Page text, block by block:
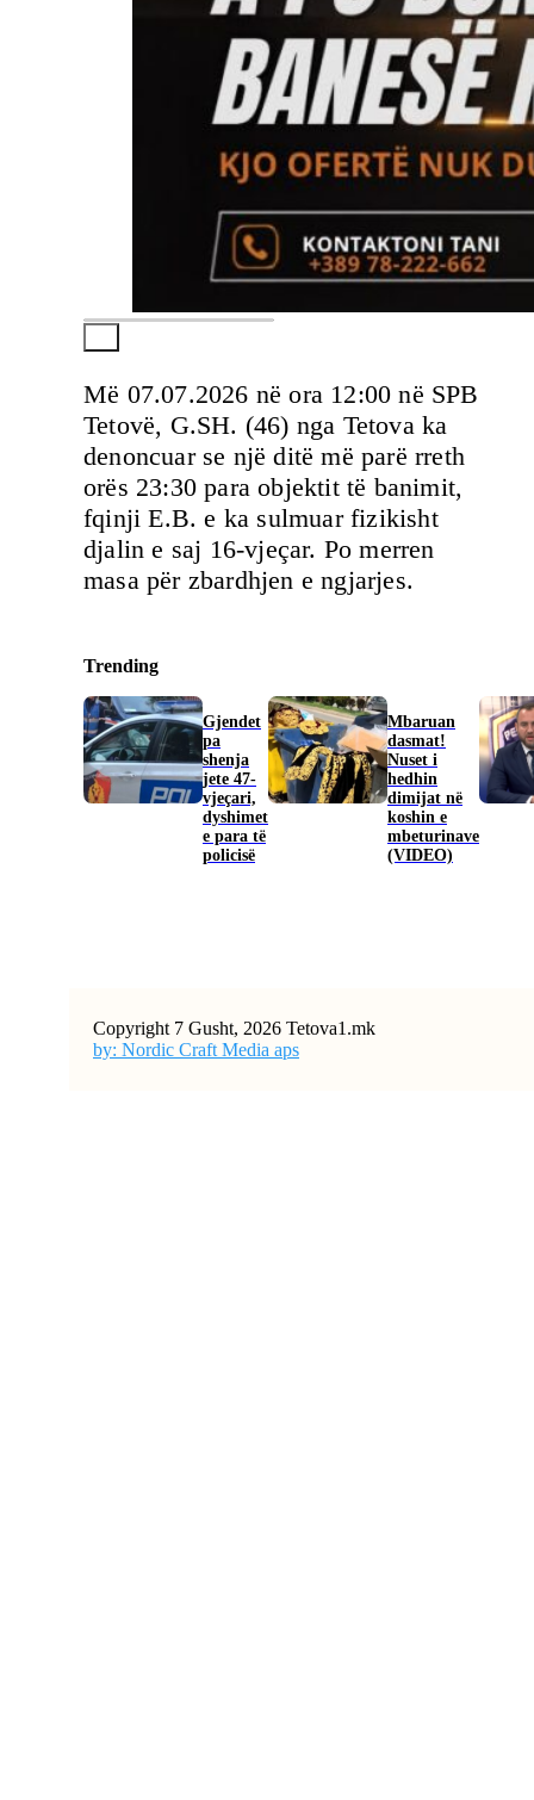
Më 07.07.2026 në ora 12:00 në SPB
Tetovë, G.SH. (46) nga Tetova ka
denoncuar se një ditë më parë rreth
orës 23:30 para objektit të banimit,
fqinji E.B. e ka sulmuar fizikisht
djalin e saj 16-vjeçar. Po merren
masa për zbardhjen e ngjarjes.
Trending
Gjendet
pa
shenja
jete 47-
vjeçari,
dyshimet
e para të
policisë
Mbaruan
dasmat!
Nuset i
hedhin
dimijat në
koshin e
mbeturinave
(VIDEO)
Copyright 7 Gusht, 2026 Tetova1.mk
by: Nordic Craft Media aps